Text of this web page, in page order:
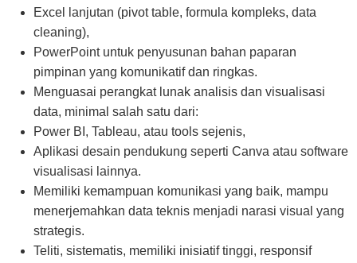
Excel lanjutan (pivot table, formula kompleks, data
cleaning),
PowerPoint untuk penyusunan bahan paparan
pimpinan yang komunikatif dan ringkas.
Menguasai perangkat lunak analisis dan visualisasi
data, minimal salah satu dari:
Power BI, Tableau, atau tools sejenis,
Aplikasi desain pendukung seperti Canva atau software
visualisasi lainnya.
Memiliki kemampuan komunikasi yang baik, mampu
menerjemahkan data teknis menjadi narasi visual yang
strategis.
Teliti, sistematis, memiliki inisiatif tinggi, responsif